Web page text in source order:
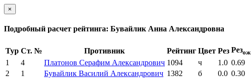
×
Подробный расчет рейтинга: Бувайлик Анна Александровна
Тур Ст. № Противник Рейтинг Цвет Рез Резож
1
4 Платонов Серафим Александрович 1094 ч 1.0 0.69
2
1 Бувайлик Василий Александрович 1382 б 0.0 0.30